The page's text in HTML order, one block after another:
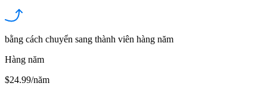
bằng cách chuyển sang thành viên hàng năm
Hàng năm
$24.99/năm